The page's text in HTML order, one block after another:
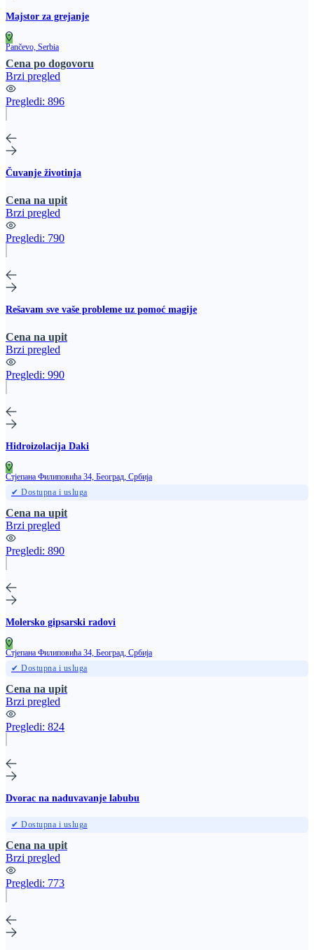
Majstor za grejanje
Pančevo, Serbia
Cena po dogovoru
Brzi pregled
Pregledi: 896
Čuvanje životinja
Cena na upit
Brzi pregled
Pregledi: 790
Rešavam sve vaše probleme uz pomoć magije
Cena na upit
Brzi pregled
Pregledi: 990
Hidroizolacija Daki
Стјепана Филиповића 34, Београд, Србија
✔ Dostupna i usluga
Cena na upit
Brzi pregled
Pregledi: 890
Molersko gipsarski radovi
Стјепана Филиповића 34, Београд, Србија
✔ Dostupna i usluga
Cena na upit
Brzi pregled
Pregledi: 824
Dvorac na naduvavanje labubu
✔ Dostupna i usluga
Cena na upit
Brzi pregled
Pregledi: 773